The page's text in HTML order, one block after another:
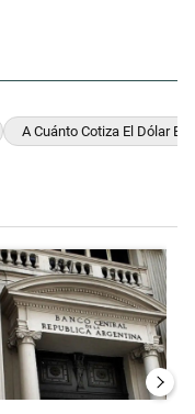
A Cuánto Cotiza El Dólar
"Caputo criticó a “todos
artículo de tendencia